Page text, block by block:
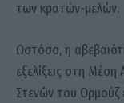
των κρατών-μελών.
Ωστόσο, η
εξελίξεις στη Μέση
Στενών του Ορμούζ